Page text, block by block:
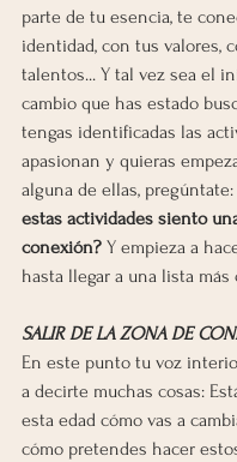
parte de tu esencia, te
identidad, con tus valores,
talentos... Y tal vez sea el
cambio que has estado
tengas identificadas las
apasionan y quieras
alguna de ellas, pregúntate:
estas actividades siento
conexión? Y empieza a
hasta llegar a una lista más
SALIR DE LA ZONA DE
En este punto tu voz
a decirte muchas cosas:
esta edad cómo vas a
cómo pretendes hacer